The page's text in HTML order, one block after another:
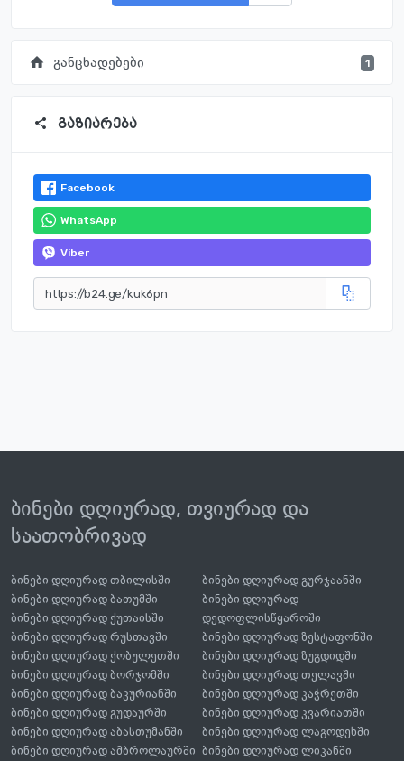
განცხადებები 1
გაზიარება
Facebook
WhatsApp
Viber
ბინები დღიურად, თვიურად და
საათობრივად
ბინები დღიურად თბილისში
ბინები დღიურად ბათუმში
ბინები დღიურად ქუთაისში
ბინები დღიურად რუსთავში
ბინები დღიურად ქობულეთში
ბინები დღიურად ბორჯომში
ბინები დღიურად ბაკურიანში
ბინები დღიურად გუდაურში
ბინები დღიურად აბასთუმანში
ბინები დღიურად ამბროლაურში
ბინები დღიურად გურჯაანში
ბინები დღიურად
დედოფლისწყაროში
ბინები დღიურად ზესტაფონში
ბინები დღიურად ზუგდიდში
ბინები დღიურად თელავში
ბინები დღიურად კაჭრეთში
ბინები დღიურად კვარიათში
ბინები დღიურად ლაგოდეხში
ბინები დღიურად ლიკანში